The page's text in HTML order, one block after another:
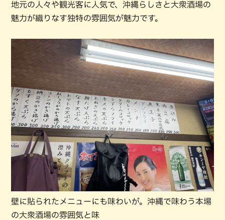
地元の人々や観光客に人気で、沖縄らしさと大衆酒場の
魅力が織りなす独特の雰囲気が魅力です。
壁に貼られたメニューにも味わいが。沖縄で味わう本場
の大衆酒場の雰囲気と味